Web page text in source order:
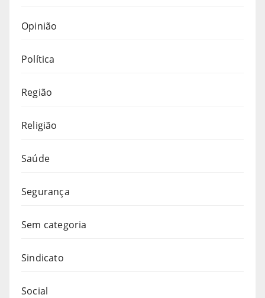
Opinião
Política
Região
Religião
Saúde
Segurança
Sem categoria
Sindicato
Social